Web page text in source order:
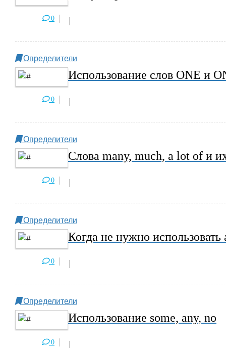
0
Определители
Использование слов ONE и
0
Определители
Слова many, much, a lot of и
0
Определители
Когда не нужно использовать
0
Определители
Использование some, any, no
0